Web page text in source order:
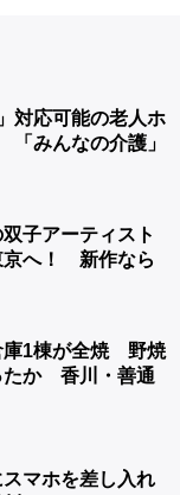
対応可能の老人ホ
みんなの介護」
子アーティスト
京へ！ 新作なら
庫1棟が全焼 野焼
たか 香川・善通
マホを差し入れ